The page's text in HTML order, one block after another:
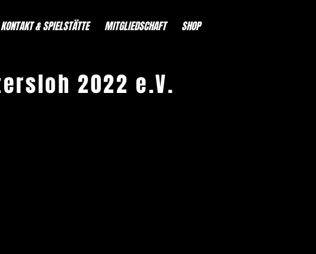
KONTAKT & SPIELSTÄTTE MITGLIEDSCHAFT SHOP
2022 e.V.